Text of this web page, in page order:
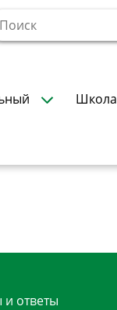
Школа
ответы